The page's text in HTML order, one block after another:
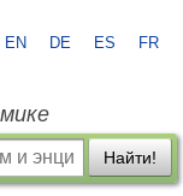
EN DE ES FR
Найти!